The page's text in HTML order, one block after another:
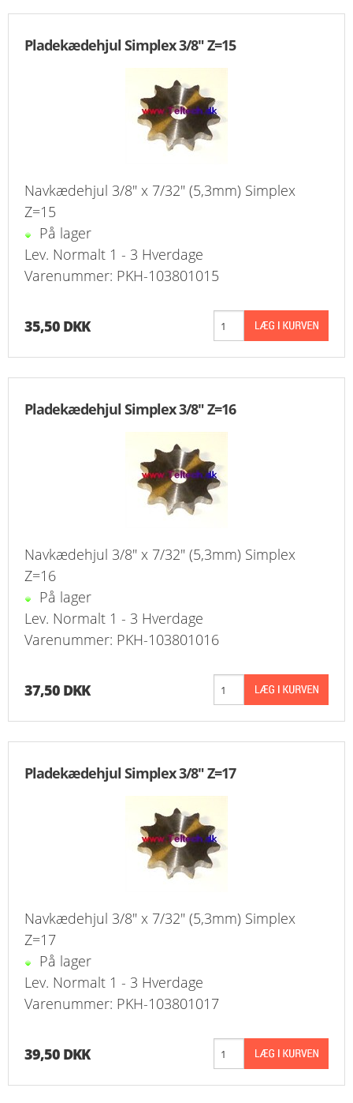
Pladekædehjul Simplex 3/8" Z=15
Navkædehjul 3/8" x 7/32" (5,3mm) Simplex
Z=15
På lager
Lev. Normalt 1 - 3 Hverdage
Varenummer: PKH-103801015
35,50 DKK
Pladekædehjul Simplex 3/8" Z=16
Navkædehjul 3/8" x 7/32" (5,3mm) Simplex
Z=16
På lager
Lev. Normalt 1 - 3 Hverdage
Varenummer: PKH-103801016
37,50 DKK
Pladekædehjul Simplex 3/8" Z=17
Navkædehjul 3/8" x 7/32" (5,3mm) Simplex
Z=17
På lager
Lev. Normalt 1 - 3 Hverdage
Varenummer: PKH-103801017
39,50 DKK